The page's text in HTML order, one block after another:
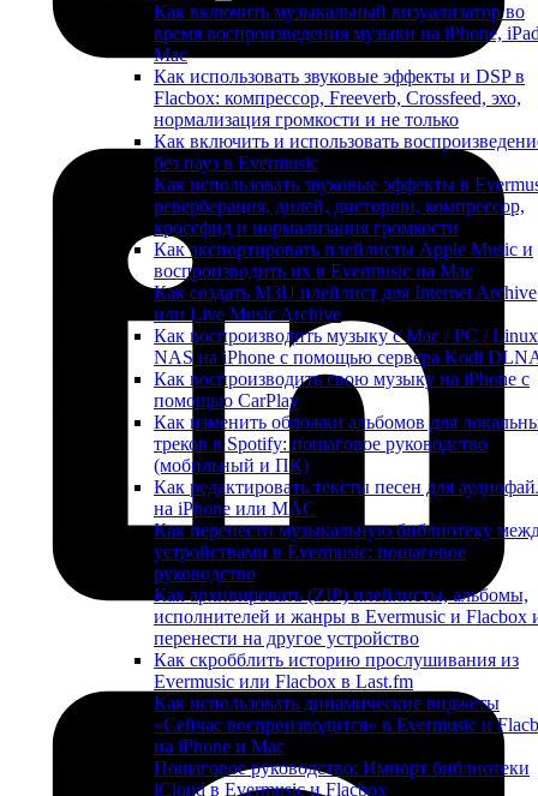
Как включить музыкальный визуализатор во
время воспроизведения музыки на iPhone,
Mac
Как использовать звуковые эффекты и DSP в
Flacbox: компрессор, Freeverb, Crossfeed, эхо,
нормализация громкости и не только
Как включить и использовать
без пауз в Evermusic
Как использовать звуковые эффекты в
реверберация, дилей, дисторшн, компрессор,
кроссфид и нормализация громкости
Как экспортировать плейлисты Apple Music и
воспроизводить их в Evermusic на Mac
Как создать M3U плейлист для Internet Archive
или Live Music Archive
Как воспроизводить музыку с Mac / PC /
NAS на iPhone с помощью сервера Kodi
Как воспроизводить свою музыку на iPhone с
помощью CarPlay
Как изменить обложки альбомов для
треков в Spotify: пошаговое руководство
(мобильный и ПК)
Как редактировать тексты песен для
на iPhone или MAC
Как перенести музыкальную библиотеку
устройствами в Evermusic: пошаговое
руководство
Как архивировать (ZIP) плейлисты, альбомы,
исполнителей и жанры в Evermusic и Flacbox
перенести на другое устройство
Как скробблить историю прослушивания из
Evermusic или Flacbox в Last.fm
Как использовать динамические виджеты
«Сейчас воспроизводится» в Evermusic и
на iPhone и Mac
Пошаговое руководство: Импорт библиотеки
iCloud в Evermusic и Flacbox